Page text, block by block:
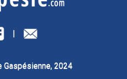
|
2024